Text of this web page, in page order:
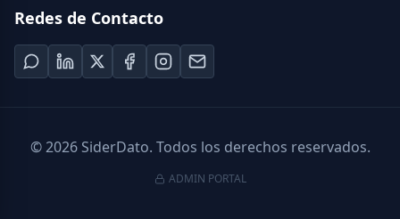
Redes de Contacto
©2026SiderDato. Todos los derechos reservados.
ADMIN PORTAL